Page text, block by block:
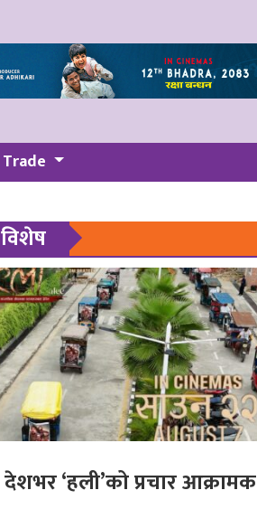
Trade
विशेष
देशभर ‘हली’को प्रचार आक्रामक